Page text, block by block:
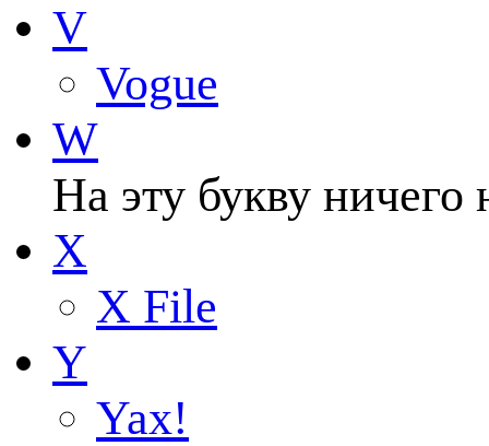
V
Vogue
W
На эту букву ничего
X
X File
Y
Yax!